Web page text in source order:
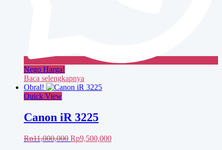
Nego Harga!
Baca selengkapnya
Obral!
Quick View
Canon iR 3225
Rp11,000,000 Harga
Rp9,500,000Harga